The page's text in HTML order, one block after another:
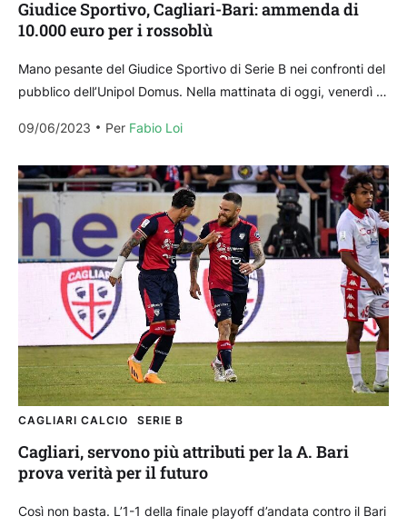
Giudice Sportivo, Cagliari-Bari: ammenda di
10.000 euro per i rossoblù
Mano pesante del Giudice Sportivo di Serie B nei confronti del
pubblico dell’Unipol Domus. Nella mattinata di oggi, venerdì 9
09/06/2023
Per Fabio Loi
CAGLIARI CALCIO SERIE B
Cagliari, servono più attributi per la A. Bari
prova verità per il futuro
Così non basta. L’1-1 della finale playoff d’andata contro il Bari